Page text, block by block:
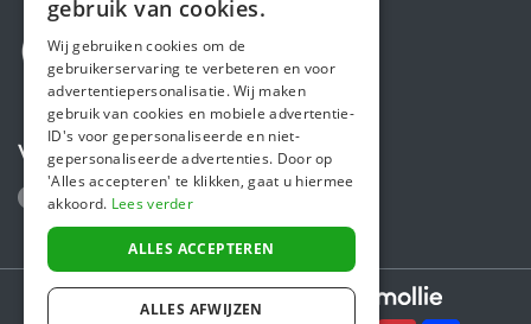
Volg ons
Secure payments powered by
ENGLISH
gebruik van cookies.
Wij gebruiken cookies om de
gebruikerservaring te verbeteren en voor
advertentiepersonalisatie. Wij maken
gebruik van cookies en mobiele advertentie-
ID's voor gepersonaliseerde en niet-
gepersonaliseerde advertenties. Door op
'Alles accepteren' te klikken, gaat u hiermee
akkoord. Lees verder
ALLES ACCEPTEREN
ALLES AFWIJZEN